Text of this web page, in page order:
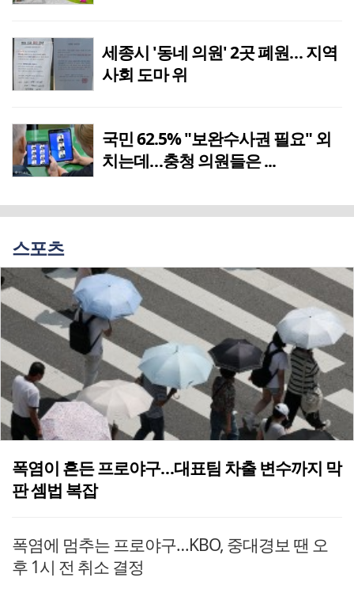
세종시 '동네 의원' 2곳 폐원… 지역
사회 도마 위
국민 62.5% "보완수사권 필요" 외
치는데…충청 의원들은 ...
스포츠
폭염이 흔든 프로야구…대표팀 차출 변수까지 막
판 셈법 복잡
폭염에 멈추는 프로야구…KBO, 중대경보 땐 오
후 1시 전 취소 결정